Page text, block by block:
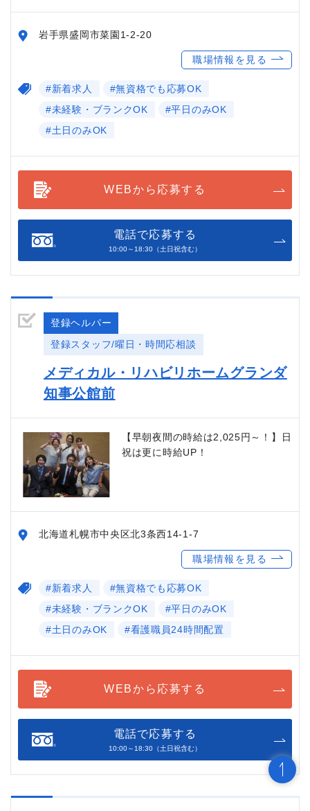
岩手県盛岡市菜園1-2-20
職場情報を見る
#新着求人
#無資格でも応募OK
#未経験・ブランクOK
#平日のみOK
#土日のみOK
WEBから応募する
電話で応募する
10:00～18:30（土日祝含む）
登録ヘルパー
登録スタッフ/曜日・時間応相談
メディカル・リハビリホームグランダ
知事公館前
【早朝夜間の時給は2,025円～！】日
祝は更に時給UP！
北海道札幌市中央区北3条西14-1-7
職場情報を見る
#新着求人
#無資格でも応募OK
#未経験・ブランクOK
#平日のみOK
#土日のみOK
#看護職員24時間配置
WEBから応募する
電話で応募する
10:00～18:30（土日祝含む）